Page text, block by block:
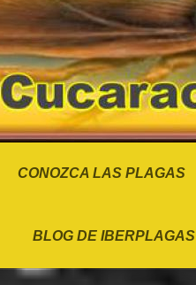
CONOZCA LAS PLAGAS
BLOG DE IBERPLAGAS